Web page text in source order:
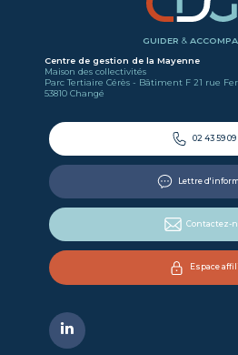
GUIDER &
Centre de gestion de la Mayenne
Maison des collectivités
Parc Tertiaire Cérès - Bâtiment F 21 rue
53810 Changé
02 43 59 09
Lettre
Contactez-
Espace